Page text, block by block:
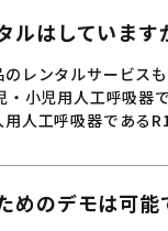
ルはしています
レンタルサービス
・小児用人工呼吸器
用人工呼吸器である
めのデモは可能